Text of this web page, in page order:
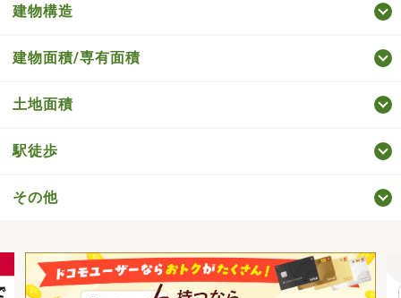
建物構造
建物面積/専有面積
土地面積
駅徒歩
その他